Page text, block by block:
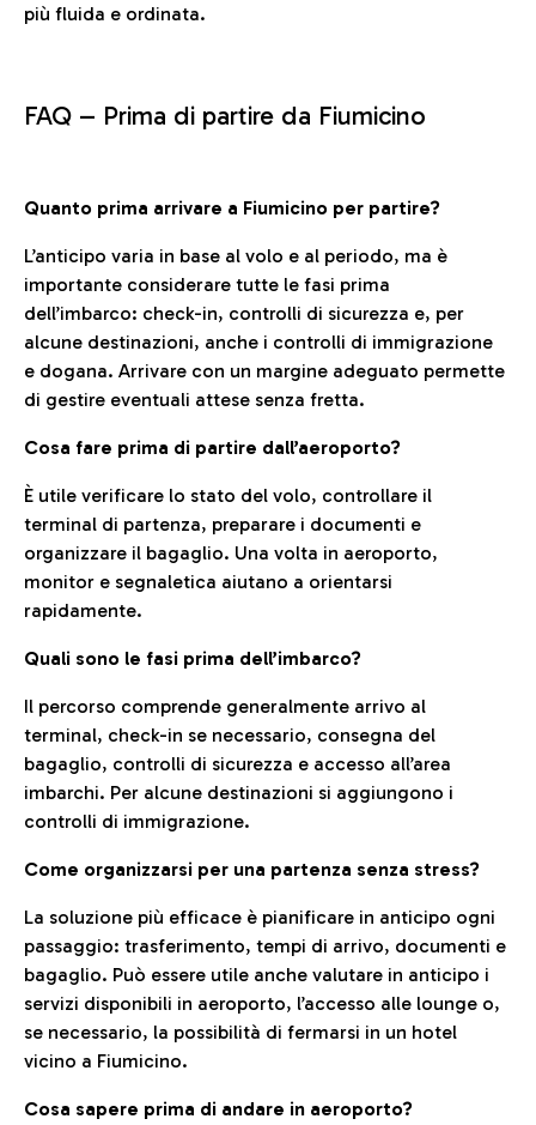
più fluida e ordinata.
FAQ – Prima di partire da Fiumicino
Quanto prima arrivare a Fiumicino per partire?
L’anticipo varia in base al volo e al periodo, ma è
importante considerare tutte le fasi prima
dell’imbarco: check-in, controlli di sicurezza e, per
alcune destinazioni, anche i controlli di immigrazione
e dogana. Arrivare con un margine adeguato permette
di gestire eventuali attese senza fretta.
Cosa fare prima di partire dall’aeroporto?
È utile verificare lo stato del volo, controllare il
terminal di partenza, preparare i documenti e
organizzare il bagaglio. Una volta in aeroporto,
monitor e segnaletica aiutano a orientarsi
rapidamente.
Quali sono le fasi prima dell’imbarco?
Il percorso comprende generalmente arrivo al
terminal, check-in se necessario, consegna del
bagaglio, controlli di sicurezza e accesso all’area
imbarchi. Per alcune destinazioni si aggiungono i
controlli di immigrazione.
Come organizzarsi per una partenza senza stress?
La soluzione più efficace è pianificare in anticipo ogni
passaggio: trasferimento, tempi di arrivo, documenti e
bagaglio. Può essere utile anche valutare in anticipo i
servizi disponibili in aeroporto, l’accesso alle lounge o,
se necessario, la possibilità di fermarsi in un hotel
vicino a Fiumicino.
Cosa sapere prima di andare in aeroporto?